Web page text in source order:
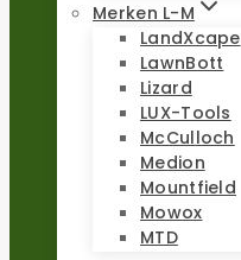
Merken L-M
LandXcape
LawnBott
Lizard
LUX-Tools
McCulloch
Medion
Mountfield
Mowox
MTD